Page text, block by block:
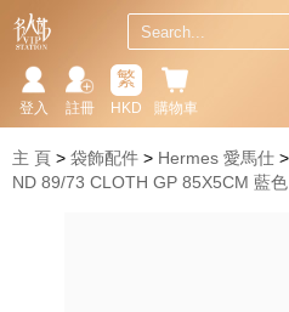
購物車
繁
HKD
註冊
登入
主 頁 袋飾配件 Hermes 愛馬仕
ND 89/73 CLOTH GP 85X5CM 藍色